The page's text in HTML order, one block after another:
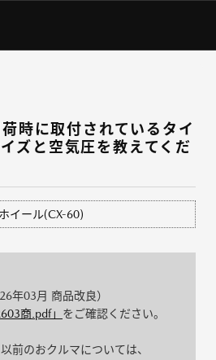
時に取付されているタイ
ズと空気圧を教えてくだ
イール(CX-60)
年03月 商品改良）
商.pdf」 をご確認ください。
前のおクルマについては、